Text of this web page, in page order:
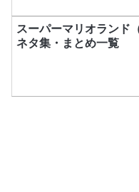
スーパーマリオランド
ネタ集・まとめ一覧